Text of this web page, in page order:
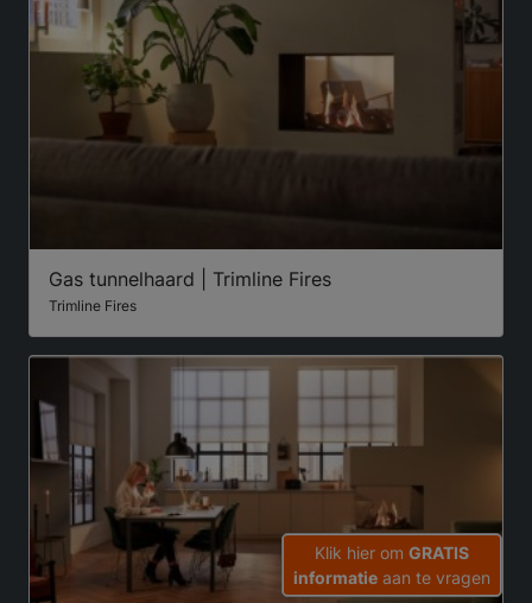
Gas tunnelhaard | Trimline Fires
Trimline Fires
Klik hier om GRATIS
informatie aan te vragen